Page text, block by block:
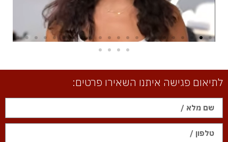
לתיאום פגישה איתנו השאירו פרטים: